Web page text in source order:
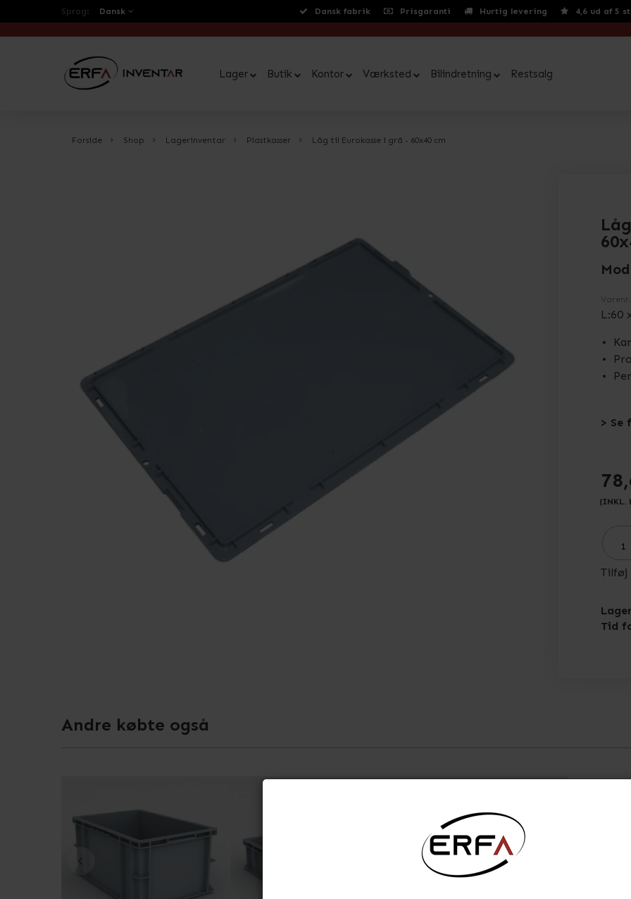
Sprog: Dansk Dansk fabrik Prisgaranti Hurtig levering 4,6 ud af 5
Lager Butik Kontor Værksted Bilindretning Restsalg
Forside Shop Lagerinventar Plastkasser Låg til Eurokasse i grå - 60x40 cm
Varenr.
L:60
> Se
(INKL.
Tilføj
Tid
Andre købte også